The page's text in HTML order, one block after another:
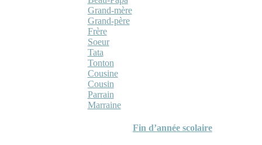
Grand-mère
Grand-père
Frère
Soeur
Tata
Tonton
Cousine
Cousin
Parrain
Marraine
Fin d’année scolaire